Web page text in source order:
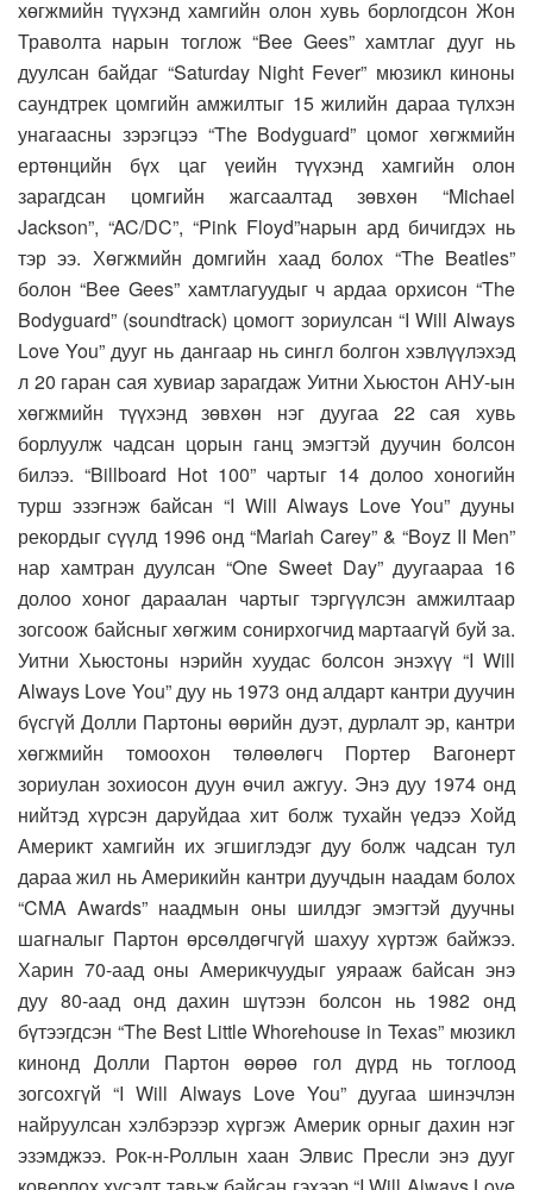
хөгжмийн түүхэнд хамгийн олон хувь борлогдсон Жон
Траволта нарын тоглож “Bee Gees” хамтлаг дууг нь
дуулсан байдаг “Saturday Night Fever” мюзикл киноны
саундтрек цомгийн амжилтыг 15 жилийн дараа түлхэн
унагаасны зэрэгцээ “The Bodyguard” цомог хөгжмийн
ертөнцийн бүх цаг үеийн түүхэнд хамгийн олон
зарагдсан цомгийн жагсаалтад зөвхөн “Michael
Jackson”, “AC/DC”, “Pink Floyd”нарын ард бичигдэх нь
тэр ээ. Хөгжмийн домгийн хаад болох “The Beatles”
болон “Bee Gees” хамтлагуудыг ч ардаа орхисон “The
Bodyguard” (soundtrack) цомогт зориулсан “I Will Always
Love You” дууг нь дангаар нь сингл болгон хэвлүүлэхэд
л 20 гаран сая хувиар зарагдаж Уитни Хьюстон АНУ-ын
хөгжмийн түүхэнд зөвхөн нэг дуугаа 22 сая хувь
борлуулж чадсан цорын ганц эмэгтэй дуучин болсон
билээ. “Billboard Hot 100” чартыг 14 долоо хоногийн
турш эзэгнэж байсан “I Will Always Love You” дууны
рекордыг сүүлд 1996 онд “Мariah Carey” & “Boyz II Men”
нар хамтран дуулсан “One Sweet Day” дуугаараа 16
долоо хоног дараалан чартыг тэргүүлсэн амжилтаар
зогсоож байсныг хөгжим сонирхогчид мартаагүй буй за.
Уитни Хьюстоны нэрийн хуудас болсон энэхүү “I Will
Always Love You” дуу нь 1973 онд алдарт кантри дуучин
бүсгүй Долли Партоны өөрийн дуэт, дурлалт эр, кантри
хөгжмийн томоохон төлөөлөгч Портер Вагонерт
зориулан зохиосон дуун өчил ажгуу. Энэ дуу 1974 онд
нийтэд хүрсэн даруйдаа хит болж тухайн үедээ Хойд
Америкт хамгийн их эгшиглэдэг дуу болж чадсан тул
дараа жил нь Америкийн кантри дуучдын наадам болох
“CMA Awards” наадмын оны шилдэг эмэгтэй дуучны
шагналыг Партон өрсөлдөгчгүй шахуу хүртэж байжээ.
Харин 70-аад оны Америкчуудыг уярааж байсан энэ
дуу 80-аад онд дахин шүтээн болсон нь 1982 онд
бүтээгдсэн “The Best Little Whorehouse in Texas” мюзикл
кинонд Долли Партон өөрөө гол дүрд нь тоглоод
зогсохгүй “I Will Always Love You” дуугаа шинэчлэн
найруулсан хэлбэрээр хүргэж Америк орныг дахин нэг
эзэмджээ. Рок-н-Роллын хаан Элвис Пресли энэ дууг